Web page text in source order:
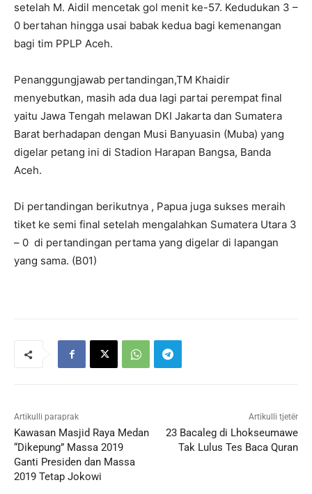
setelah M. Aidil mencetak gol menit ke-57. Kedudukan 3 –
0 bertahan hingga usai babak kedua bagi kemenangan
bagi tim PPLP Aceh.
Penanggungjawab pertandingan,TM Khaidir
menyebutkan, masih ada dua lagi partai perempat final
yaitu Jawa Tengah melawan DKI Jakarta dan Sumatera
Barat berhadapan dengan Musi Banyuasin (Muba) yang
digelar petang ini di Stadion Harapan Bangsa, Banda
Aceh.
Di pertandingan berikutnya , Papua juga sukses meraih
tiket ke semi final setelah mengalahkan Sumatera Utara 3
– 0 di pertandingan pertama yang digelar di lapangan
yang sama. (B01)
Artikulli paraprak
Kawasan Masjid Raya Medan
“Dikepung” Massa 2019
Ganti Presiden dan Massa
2019 Tetap Jokowi
Artikulli tjetër
23 Bacaleg di Lhokseumawe
Tak Lulus Tes Baca Quran